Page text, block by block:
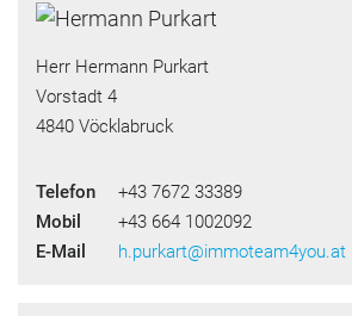
Herr Hermann Purkart
Vorstadt 4
4840 Vöcklabruck
Telefon
+43 7672 33389
Mobil
+43 664 1002092
E-Mail
h.purkart@immoteam4you.at